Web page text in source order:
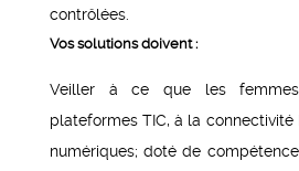
contrôlées.
Vos solutions doivent :
Veiller à ce que les
plateformes TIC, à la
numériques; doté de